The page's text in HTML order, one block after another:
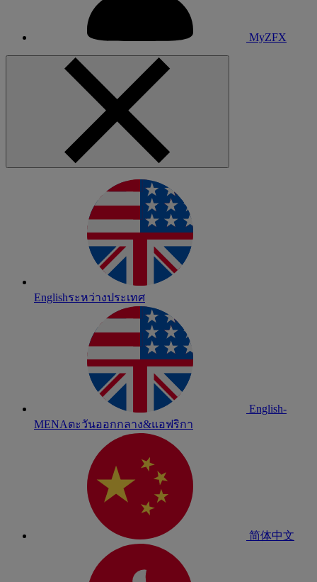
MyZFX
Englishระหว่างประเทศ
English-
MENAตะวันออกกลาง&แอฟริกา
简体中文